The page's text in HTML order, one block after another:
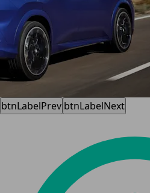
btnLabelPrev btnLabelNext